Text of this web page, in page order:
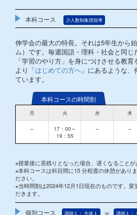
本科コース 少人数制集団指導
伸学会の最大の特長。それは5年生から
ム）です。毎週国語・理科・社会と同じ
「学習のやり方」を身につけさせる教
より「はじめての方へ 」にあるような
ています。
本科コースの時間割
月 火 水 木
–
17：00～
19：55
– –
※授業後に居残りとなった場合、遅くなることが
※本科コースは科目間に15 分程度の休憩があり
ださい。
※当時間割は2024年12月1日現在のものです。
だきます。
個別コース 講師１： 生徒１ or 講師１：